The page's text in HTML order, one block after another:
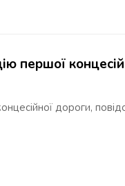
першої
дороги,